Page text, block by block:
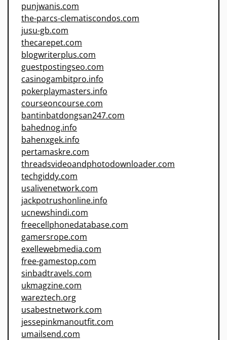
punjwanis.com
the-parcs-clematiscondos.com
jusu-gb.com
thecarepet.com
blogwriterplus.com
guestpostingseo.com
casinogambitpro.info
pokerplaymasters.info
courseoncourse.com
bantinbatdongsan247.com
bahednog.info
bahenxgek.info
pertamaskre.com
threadsvideoandphotodownloader.com
techgiddy.com
usalivenetwork.com
jackpotrushonline.info
ucnewshindi.com
freecellphonedatabase.com
gamersrope.com
exellewebmedia.com
free-gamestop.com
sinbadtravels.com
ukmagzine.com
wareztech.org
usabestnetwork.com
jessepinkmanoutfit.com
umailsend.com